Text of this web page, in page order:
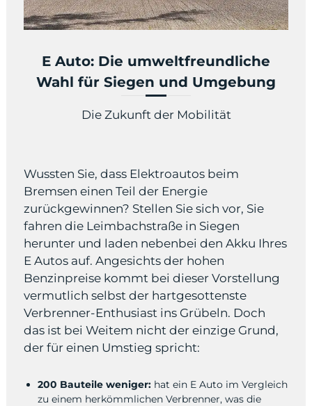
E Auto: Die umweltfreundliche
Wahl für Siegen und Umgebung
Die Zukunft der Mobilität
Wussten Sie, dass Elektroautos beim
Bremsen einen Teil der Energie
zurückgewinnen? Stellen Sie sich vor, Sie
fahren die Leimbachstraße in Siegen
herunter und laden nebenbei den Akku Ihres
E Autos auf. Angesichts der hohen
Benzinpreise kommt bei dieser Vorstellung
vermutlich selbst der hartgesottenste
Verbrenner-Enthusiast ins Grübeln. Doch
das ist bei Weitem nicht der einzige Grund,
der für einen Umstieg spricht:
200 Bauteile weniger:hat ein E Auto im Vergleich
zu einem herkömmlichen Verbrenner, was die